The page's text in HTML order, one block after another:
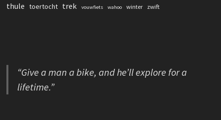
thule toertocht trek vouwfiets wahoo winter zwift
“Give a man a bike, and he’ll explore for a
lifetime.”